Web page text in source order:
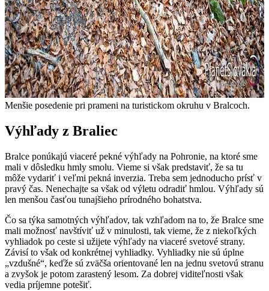
Menšie posedenie pri prameni na turistickom okruhu v Bralcoch.
Výhľady z Braliec
Bralce ponúkajú viaceré pekné výhľady na Pohronie, na ktoré sme
mali v dôsledku hmly smolu. Vieme si však predstaviť, že sa tu
môže vydariť i veľmi pekná inverzia. Treba sem jednoducho prísť v
pravý čas. Nenechajte sa však od výletu odradiť hmlou. Výhľady sú
len menšou časťou tunajšieho prírodného bohatstva.
Čo sa týka samotných výhľadov, tak vzhľadom na to, že Bralce sme
mali možnosť navštíviť už v minulosti, tak vieme, že z niekoľkých
vyhliadok po ceste si užijete výhľady na viaceré svetové strany.
Závisí to však od konkrétnej vyhliadky. Vyhliadky nie sú úplne
„vzdušné“, keďže sú zväčša orientované len na jednu svetovú stranu
a zvyšok je potom zarastený lesom. Za dobrej viditeľnosti však
vedia príjemne potešiť.